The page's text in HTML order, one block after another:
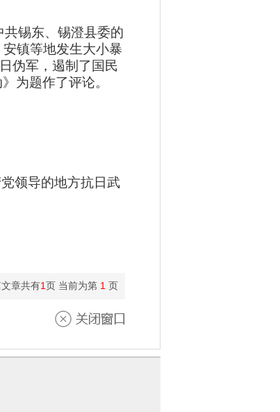
锡东、锡澄县委的
镇等地发生大小暴
伪军，遏制了国民
为题作了评论。
领导的地方抗日武
章共有1页 当前为第 1 页
关闭窗口